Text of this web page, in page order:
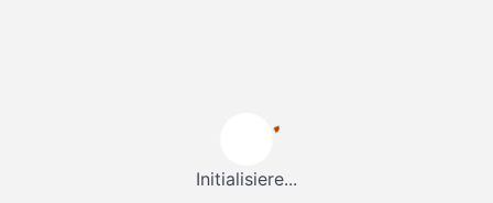
Initialisiere...